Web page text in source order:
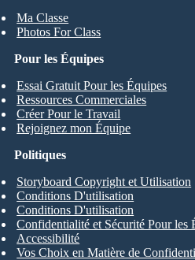
Ma Classe
Photos For Class
Pour les Équipes
Essai Gratuit Pour les Équipes
Ressources Commerciales
Créer Pour le Travail
Rejoignez mon Équipe
Politiques
Storyboard Copyright et Utilisation
Conditions D'utilisation
Conditions D'utilisation
Confidentialité et Sécurité Pour les
Accessibilité
Vos Choix en Matière de